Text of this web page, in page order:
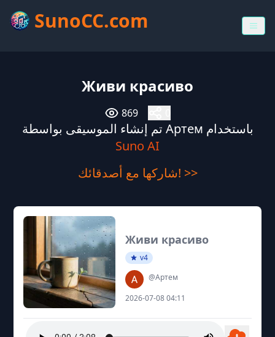
SunoCC.com
Живи красиво
869
تم إنشاء الموسيقى بواسطة Артем باستخدام
Suno AI
شاركها مع أصدقائك! >>
Живи красиво
v4
@Артем
2026-07-08 04:11